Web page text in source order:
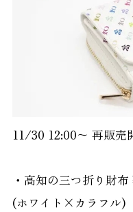
11/30 12:00〜 再販売
・高知の三つ折り財
(ホワイト×カラフル)